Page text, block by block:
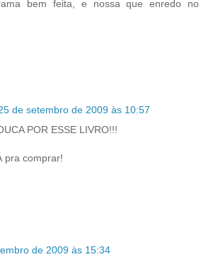
bem feita, e nossa que enredo no
de setembro de 2009 às 10:57
POR ESSE LIVRO!!!
pra comprar!
de 2009 às 15:34